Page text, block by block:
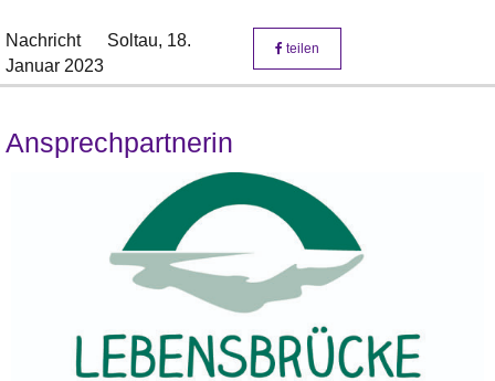
Nachricht Soltau, 18.
Januar 2023
teilen
Ansprechpartnerin